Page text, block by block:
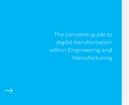
The complete guide to
digital transformation
within Engineering and
Manufacturing